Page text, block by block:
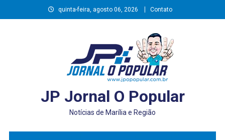
to
quinta-feira, agosto 06, 2026 Contato
JP Jornal O Popular
Notícias de Marília e Região